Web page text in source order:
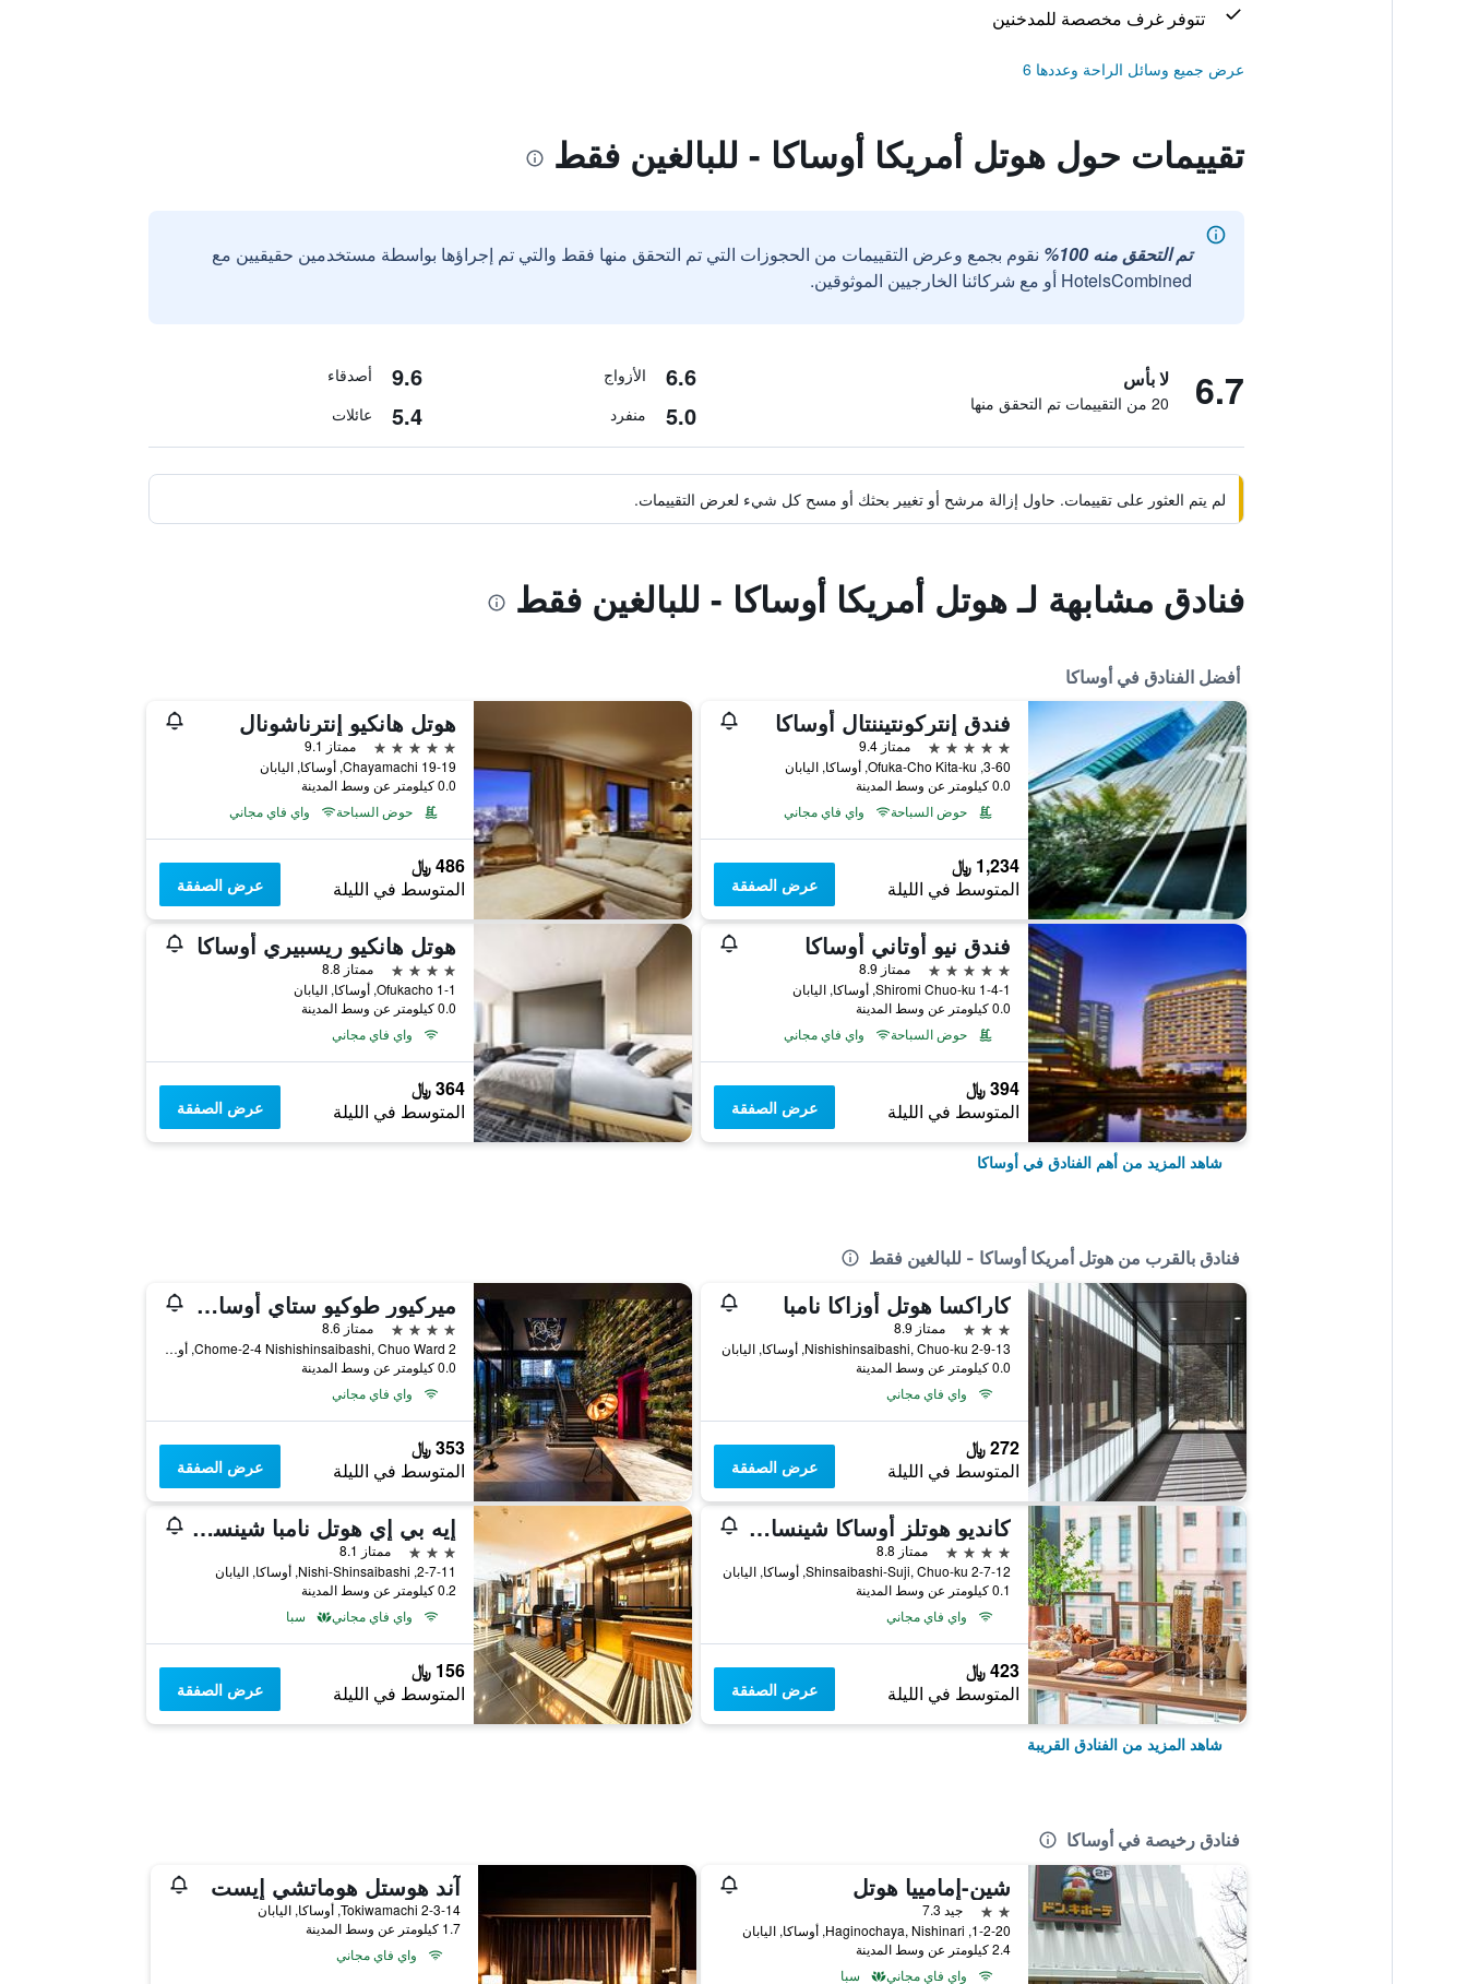
تتوفر غرف مخصصة للمدخنين
عرض جميع وسائل الراحة وعددها 6
تقييمات حول هوتل أمريكا أوساكا - للبالغين فقط
تم التحقق منه 100%
نقوم بجمع وعرض التقييمات من الحجوزات التي تم التحقق منها فقط والتي تم إجراؤها بواسطة مستخدمين حقيقيين مع
HotelsCombined أو مع شركائنا الخارجيين الموثوقين.
6.7 لا بأس
20 من التقييمات تم التحقق منها
6.6 الأزواج 9.6 أصدقاء
5.0 منفرد 5.4 عائلات
لم يتم العثور على تقييمات. حاول إزالة مرشح أو تغيير بحثك أو مسح كل شيء لعرض التقييمات.
فنادق مشابهة لـ هوتل أمريكا أوساكا - للبالغين فقط
أفضل الفنادق في أوساكا
فندق إنتركونتيننتال أوساكا
5 نجوم
ممتاز 9.4
3-60, Ofuka-Cho Kita-ku, أوساكا, اليابان
0.0 كيلومتر عن وسط المدينة
حوض السباحة
واي فاي مجاني
1,234 ﷼
المتوسط في الليلة عرض الصفقة
هوتل هانكيو إنترناشونال
5 نجوم
ممتاز 9.1
19-19 Chayamachi, أوساكا, اليابان
0.0 كيلومتر عن وسط المدينة
حوض السباحة
واي فاي مجاني
486 ﷼
المتوسط في الليلة عرض الصفقة
فندق نيو أوتاني أوساكا
5 نجوم
ممتاز 8.9
1-4-1 Shiromi Chuo-ku, أوساكا, اليابان
0.0 كيلومتر عن وسط المدينة
حوض السباحة
واي فاي مجاني
394 ﷼
المتوسط في الليلة عرض الصفقة
هوتل هانكيو ريسبيري أوساكا
4 نجوم
ممتاز 8.8
1-1 Ofukacho, أوساكا, اليابان
0.0 كيلومتر عن وسط المدينة
واي فاي مجاني
364 ﷼
المتوسط في الليلة عرض الصفقة
شاهد المزيد من أهم الفنادق في أوساكا
فنادق بالقرب من هوتل أمريكا أوساكا - للبالغين فقط
كاراكسا هوتل أوزاكا نامبا
3 نجوم
ممتاز 8.9
2-9-13 Nishishinsaibashi, Chuo-ku, أوساكا, اليابان
0.0 كيلومتر عن وسط المدينة
واي فاي مجاني
272 ﷼
المتوسط في الليلة عرض الصفقة
ميركيور طوكيو ستاي أوساكا نامبا
4 نجوم
ممتاز 8.6
2 Chome-2-4 Nishishinsaibashi, Chuo Ward, أوساكا, اليابان
0.0 كيلومتر عن وسط المدينة
واي فاي مجاني
353 ﷼
المتوسط في الليلة عرض الصفقة
كانديو هوتلز أوساكا شينسايباشي
4 نجوم
ممتاز 8.8
2-7-12 Shinsaibashi-Suji, Chuo-ku, أوساكا, اليابان
0.1 كيلومتر عن وسط المدينة
واي فاي مجاني
423 ﷼
المتوسط في الليلة عرض الصفقة
إيه بي إي هوتل نامبا شينسايباشي
3 نجوم
ممتاز 8.1
2-7-11, Nishi-Shinsaibashi, أوساكا, اليابان
0.2 كيلومتر عن وسط المدينة
واي فاي مجاني
سبا
156 ﷼
المتوسط في الليلة عرض الصفقة
شاهد المزيد من الفنادق القريبة
فنادق رخيصة في أوساكا
شين-إمامييا هوتل
2 نجمتين
جيد 7.3
1-2-20, Haginochaya, Nishinari, أوساكا, اليابان
2.4 كيلومتر عن وسط المدينة
واي فاي مجاني
سبا
آند هوستل هوماتشي إيست
2-3-14 Tokiwamachi, أوساكا, اليابان
1.7 كيلومتر عن وسط المدينة
واي فاي مجاني